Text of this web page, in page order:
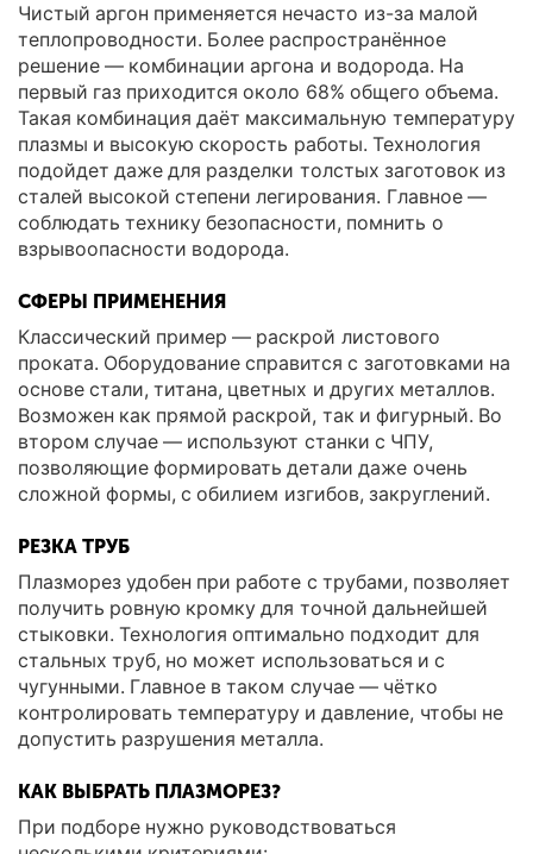
Чистый аргон применяется нечасто из-за малой
теплопроводности. Более распространённое
решение — комбинации аргона и водорода. На
первый газ приходится около 68% общего объема.
Такая комбинация даёт максимальную температуру
плазмы и высокую скорость работы. Технология
подойдет даже для разделки толстых заготовок из
сталей высокой степени легирования. Главное —
соблюдать технику безопасности, помнить о
взрывоопасности водорода.
СФЕРЫ ПРИМЕНЕНИЯ
Классический пример — раскрой листового
проката. Оборудование справится с заготовками на
основе стали, титана, цветных и других металлов.
Возможен как прямой раскрой, так и фигурный. Во
втором случае — используют станки с ЧПУ,
позволяющие формировать детали даже очень
сложной формы, с обилием изгибов, закруглений.
РЕЗКА ТРУБ
Плазморез удобен при работе с трубами, позволяет
получить ровную кромку для точной дальнейшей
стыковки. Технология оптимально подходит для
стальных труб, но может использоваться и с
чугунными. Главное в таком случае — чётко
контролировать температуру и давление, чтобы не
допустить разрушения металла.
КАК ВЫБРАТЬ ПЛАЗМОРЕЗ?
При подборе нужно руководствоваться